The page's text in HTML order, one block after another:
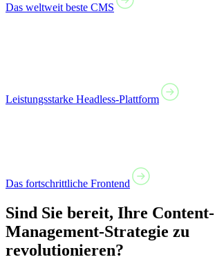
Das weltweit beste CMS
Leistungsstarke Headless-Plattform
Das fortschrittliche Frontend
Sind Sie bereit, Ihre Content-
Management-Strategie zu
revolutionieren?